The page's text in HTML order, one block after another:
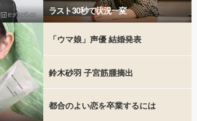
ラスト30秒で状況一変
「ウマ娘」声優 結婚発表
鈴木砂羽 子宮筋腫摘出
都合のよい恋を卒業するには